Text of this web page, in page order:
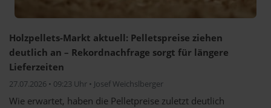
Holzpellets-Markt aktuell: Pelletspreise ziehen
deutlich an – Rekordnachfrage sorgt für längere
Lieferzeiten
27.07.2026 • 09:23 Uhr • Josef Weichslberger
Wie erwartet, haben die Pelletpreise zuletzt deutlich